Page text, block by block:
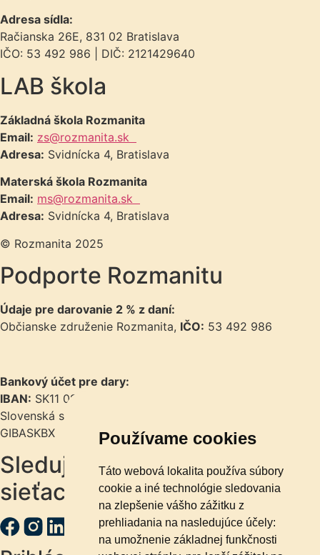
Používame cookies
Táto webová lokalita používa súbory
cookie a iné technológie sledovania
na zlepšenie vášho zážitku z
prehliadania na nasledujúce účely:
na umožnenie základnej funkčnosti
Adresa sídla:
Račianska 26E, 831 02 Bratislava
IČO: 53 492 986 | DIČ: 2121429640
LAB škola
Základná škola Rozmanita
Email: zs@rozmanita.sk
Adresa: Svidnícka 4, Bratislava
Materská škola Rozmanita
Email: ms@rozmanita.sk
Adresa: Svidnícka 4, Bratislava
© Rozmanita 2025
Podporte Rozmanitu
Údaje pre darovanie 2 % z daní:
Občianske združenie Rozmanita, IČO: 53 492 986
Bankový účet pre dary:
IBAN: SK11 0900 0000 0051 7716 5479
Slovenská sporiteľňa, a.s. |
GIBASKBX
Sledujte nás na sociálnych
sieťach